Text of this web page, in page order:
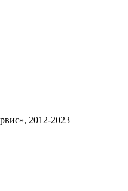
2012-2023